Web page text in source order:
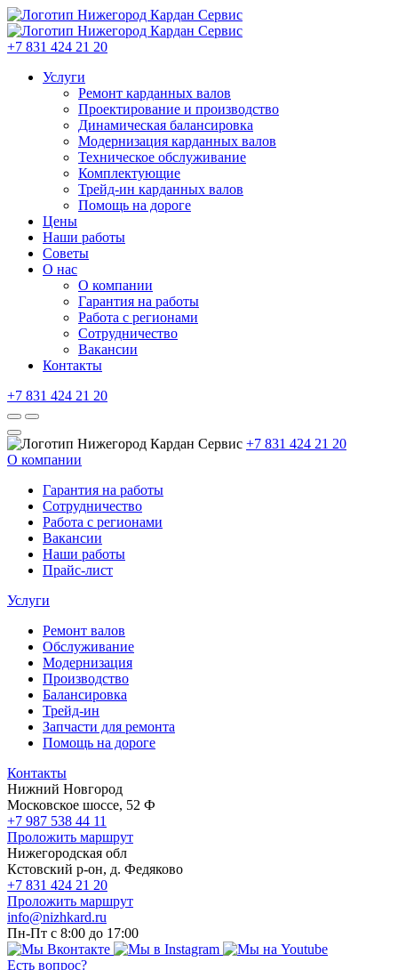
+7 831 424 21 20
Услуги
Ремонт карданных валов
Проектирование и производство
Динамическая балансировка
Модернизация карданных валов
Техническое обслуживание
Комплектующие
Трейд-ин карданных валов
Помощь на дороге
Цены
Наши работы
Советы
О нас
О компании
Гарантия на работы
Работа с регионами
Сотрудничество
Вакансии
Контакты
+7 831 424 21 20
+7 831 424 21 20
О компании
Гарантия на работы
Сотрудничество
Работа с регионами
Вакансии
Наши работы
Прайс-лист
Услуги
Ремонт валов
Обслуживание
Модернизация
Производство
Балансировка
Трейд-ин
Запчасти для ремонта
Помощь на дороге
Контакты
Нижний Новгород
Московское шоссе, 52 Ф
+7 987 538 44 11
Проложить маршрут
Нижегородская обл
Кстовский р-он, д. Федяково
+7 831 424 21 20
Проложить маршрут
info@nizhkard.ru
Пн-Пт с 8:00 до 17:00
Есть вопрос?